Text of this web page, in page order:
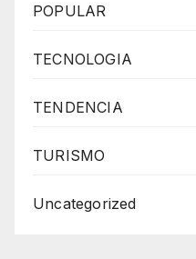
POPULAR
TECNOLOGIA
TENDENCIA
TURISMO
Uncategorized